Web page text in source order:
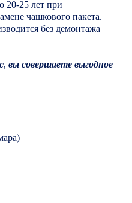
20-25 лет при
чашкового пакета.
без демонтажа
, вы совершаете выгодное